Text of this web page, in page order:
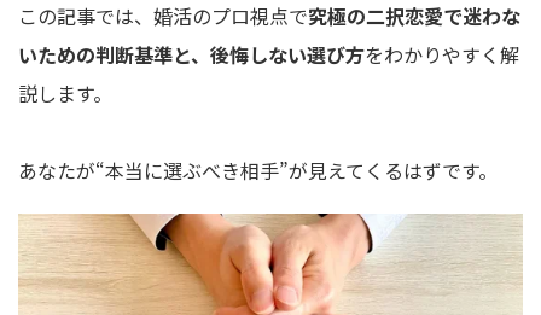
この記事では、婚活のプロ視点で究極の二択恋愛で迷わな
いための判断基準と、後悔しない選び方をわかりやすく解
説します。
あなたが“本当に選ぶべき相手”が見えてくるはずです。